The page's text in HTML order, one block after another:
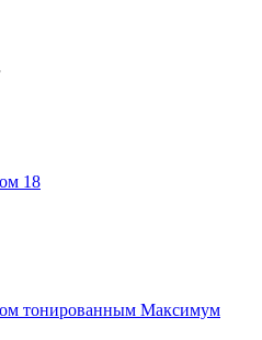
18
тонированным Максимум